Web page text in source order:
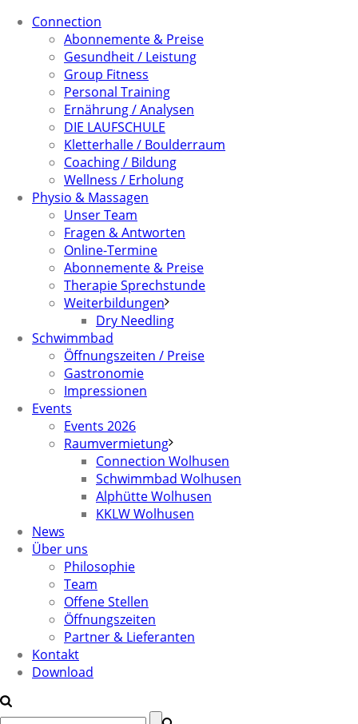
Connection
Abonnemente & Preise
Gesundheit / Leistung
Group Fitness
Personal Training
Ernährung / Analysen
DIE LAUFSCHULE
Kletterhalle / Boulderraum
Coaching / Bildung
Wellness / Erholung
Physio & Massagen
Unser Team
Fragen & Antworten
Online-Termine
Abonnemente & Preise
Therapie Sprechstunde
Weiterbildungen
Dry Needling
Schwimmbad
Öffnungszeiten / Preise
Gastronomie
Impressionen
Events
Events 2026
Raumvermietung
Connection Wolhusen
Schwimmbad Wolhusen
Alphütte Wolhusen
KKLW Wolhusen
News
Über uns
Philosophie
Team
Offene Stellen
Öffnungszeiten
Partner & Lieferanten
Kontakt
Download